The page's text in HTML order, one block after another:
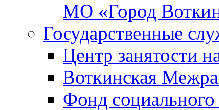
МО «Город
Государственные
Центр занятости
Воткинская
Фонд